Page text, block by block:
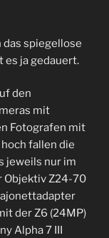
spiegellose
es ja gedauert.
den
mit
Fotografen mit
fallen die
jeweils nur im
Objektiv Z24-70
der Z6 (24MP)
Alpha 7 III